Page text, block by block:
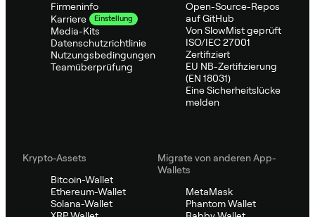
Firmeninfo
Karriere
Einstellung
Media-Kits
Datenschutzrichtlinie
Nutzungsbedingungen
Teamüberprüfung
Open-Source-Repos
auf GitHub
Von SlowMist geprüft
ISO/IEC 27001
Zertifiziert
EU NB-Zertifizierung
(EN 18031)
Eine Sicherheitslücke
melden
Krypto-Assets
Bitcoin-Wallet
Ethereum-Wallet
Solana-Wallet
Migrate von anderen App-
Wallets
MetaMask
Phantom Wallet